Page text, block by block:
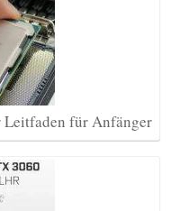
für Anfänger